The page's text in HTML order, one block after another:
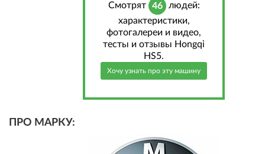
Cмотрят 46 людей:
характеристики,
фотогалереи и видео,
тесты и отзывы Hongqi
HS5.
Хочу узнать про эту машину
ПРО МАРКУ: